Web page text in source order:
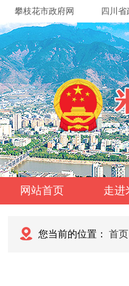
攀枝花市政府网 四川省
网站首页 走进
您当前的位置： 首页